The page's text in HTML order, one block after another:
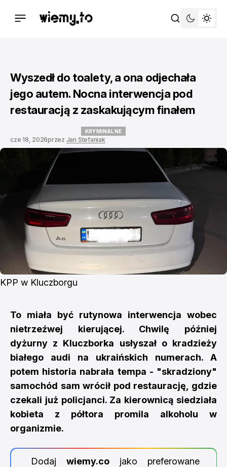
Wyszedł do toalety, a ona odjechała
jego autem. Nocna interwencja pod
restauracją z zaskakującym finałem
KRYMINALNE
cze 18, 2026przez Jan Stefaniak
KPP w Kluczborgu
To miała być rutynowa interwencja wobec
nietrzeźwej kierującej. Chwilę później
dyżurny z Kluczborka usłyszał o kradzieży
białego audi na ukraińskich numerach. A
potem historia nabrała tempa - "skradziony"
samochód sam wrócił pod restaurację, gdzie
czekali już policjanci. Za kierownicą siedziała
kobieta z półtora promila alkoholu w
organizmie.
Dodaj wiemy.cojako preferowane